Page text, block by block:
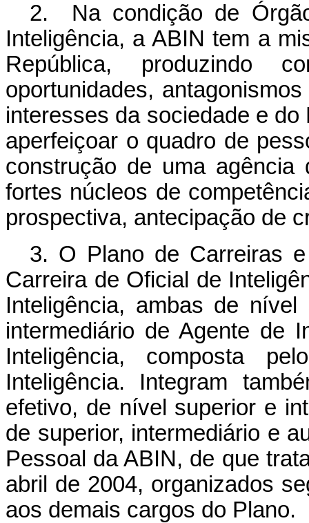
2. Na condição de
Inteligência, a ABIN tem a
República, produzindo
oportunidades,
interesses da sociedade e
aperfeiçoar o quadro de
construção de uma agência
fortes núcleos de
prospectiva, antecipação de
3. O Plano de Carreiras
Carreira de Oficial de
Inteligência, ambas de
intermediário de Agente de
Inteligência, composta
Inteligência. Integram
efetivo, de nível superior e
de superior, intermediário e
Pessoal da ABIN, de que
abril de 2004, organizados
aos demais cargos do Plano.